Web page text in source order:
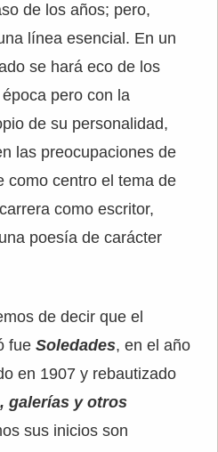
de los años; pero,
línea esencial. En un
se hará eco de los
pero con la
de su personalidad,
las preocupaciones de
como centro el tema de
como escritor,
poesía de carácter
de decir que el
fue Soledades, en el año
en 1907 y rebautizado
galerías y otros
sus inicios son